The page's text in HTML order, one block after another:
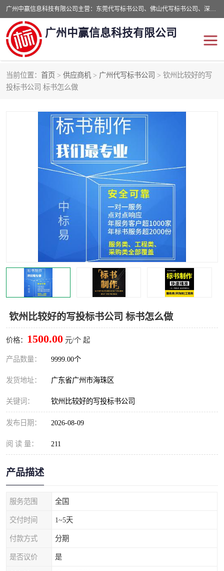
广州中赢信息科技有限公司主营：东莞代写标书公司、佛山代写标书公司、深圳代写标书公司等,食品类标书、工程类类标书,经验丰富的标书制作团队,24小时加急服务,多对一服务。
广州中赢信息科技有限公司
当前位置： 首页 > 供应商机 > 广州代写标书公司 > 钦州比较好的写
投标书公司 标书怎么做
钦州比较好的写投标书公司 标书怎么做
价格： 1500.00 元/个 起
产品数量： 9999.00个
发货地址： 广东省广州市海珠区
关键词： 钦州比较好的写投标书公司
发布日期： 2026-08-09
阅 读 量： 211
产品描述
服务范围 全国
交付时间 1~5天
付款方式 分期
是否议价 是
东莞代写标书公司
深圳代写标书公司 广州代写标书公司